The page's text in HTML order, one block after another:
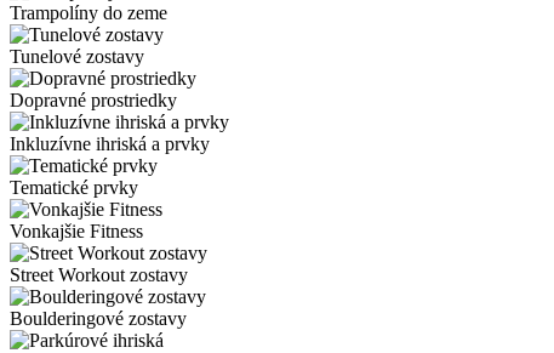
Trampolíny do zeme
Tunelové zostavy
Dopravné prostriedky
Inkluzívne ihriská a prvky
Tematické prvky
Vonkajšie Fitness
Street Workout zostavy
Boulderingové zostavy